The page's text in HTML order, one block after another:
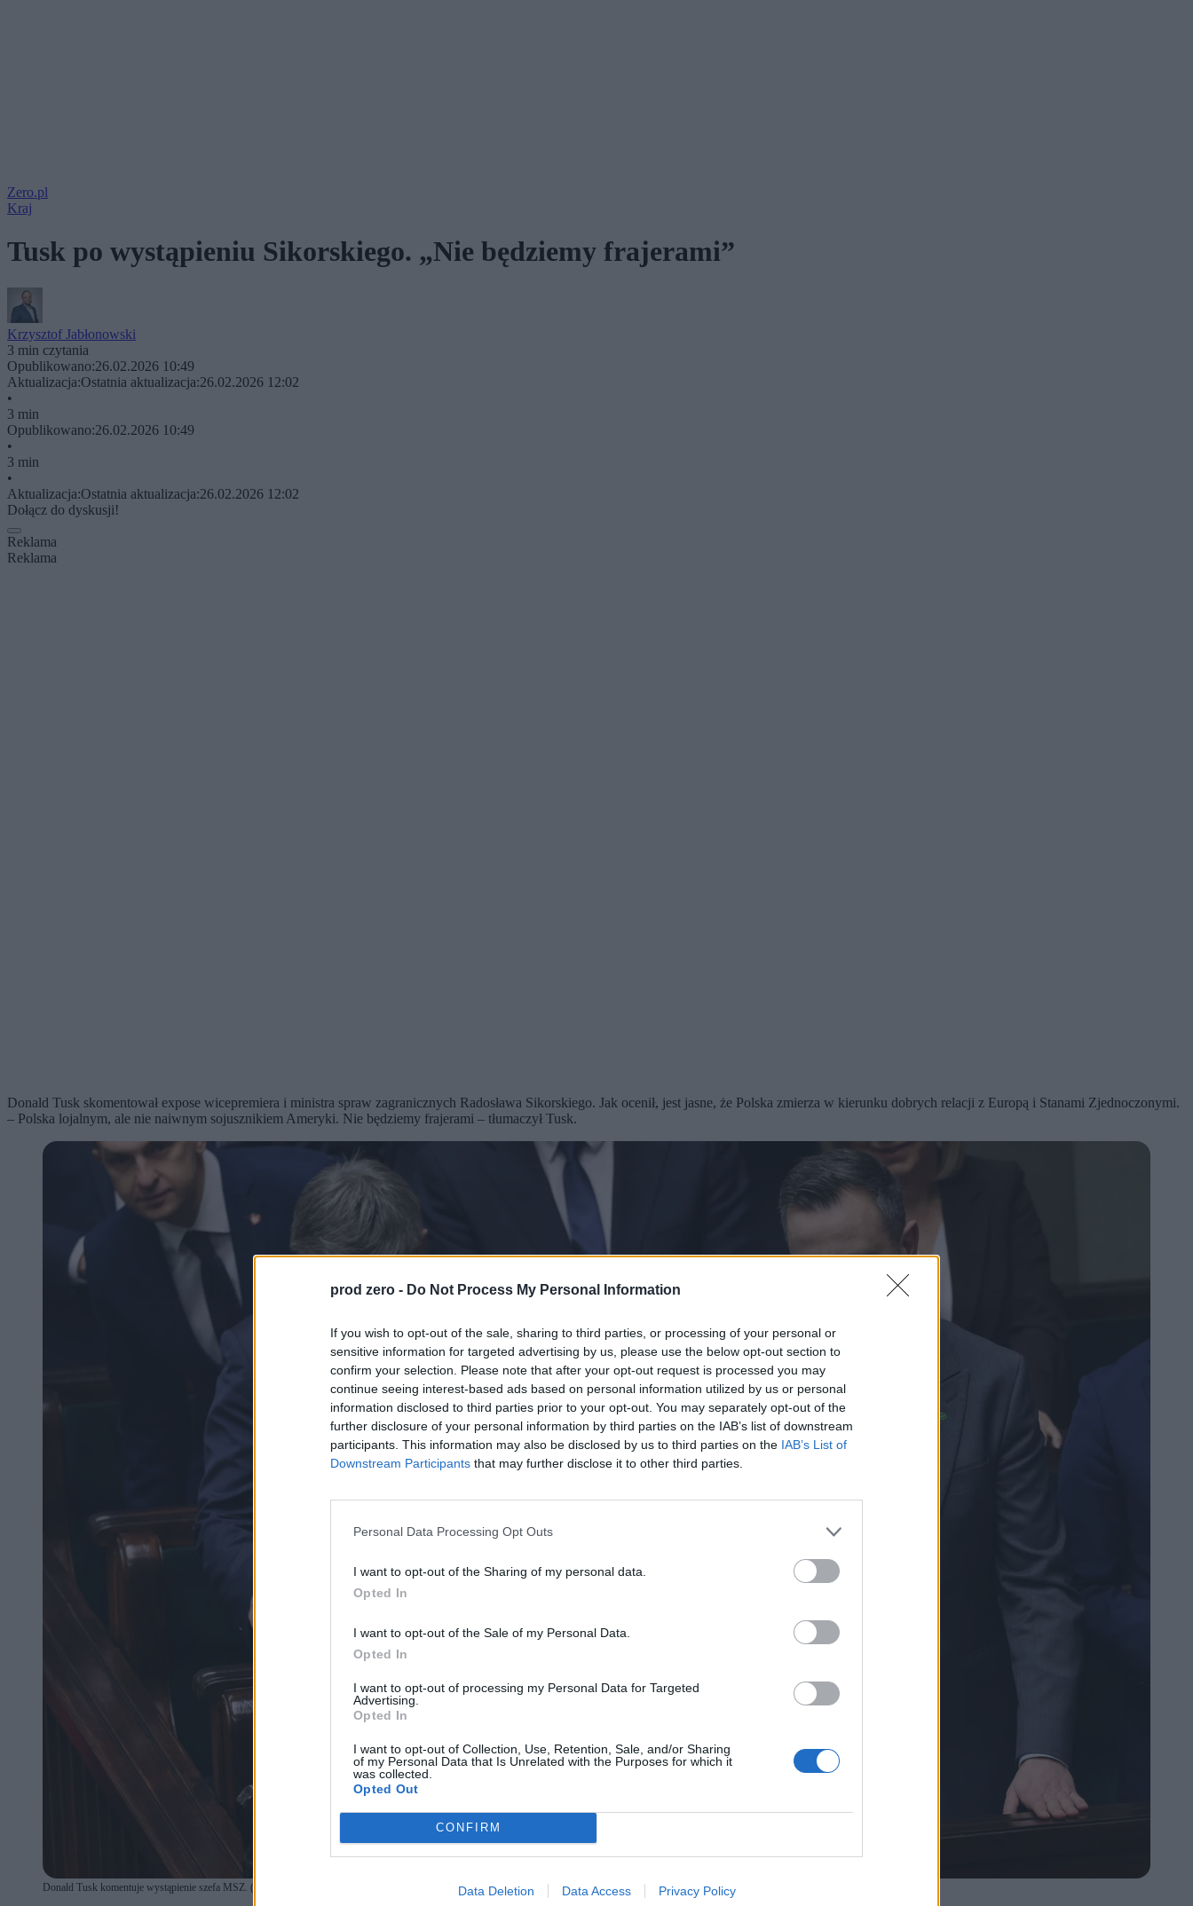
prod zero - Do Not Process My Personal Information
If you wish to opt-out of the sale, sharing to third parties, or processing of your personal or
sensitive information for targeted advertising by us, please use the below opt-out section to
confirm your selection. Please note that after your opt-out request is processed you may
continue seeing interest-based ads based on personal information utilized by us or personal
information disclosed to third parties prior to your opt-out. You may separately opt-out of the
further disclosure of your personal information by third parties on the IAB’s list of downstream
participants. This information may also be disclosed by us to third parties on the IAB’s List of
Downstream Participants that may further disclose it to other third parties.
Personal Data Processing Opt Outs
I want to opt-out of the Sharing of my personal data.
Opted In
I want to opt-out of the Sale of my Personal Data.
Opted In
I want to opt-out of processing my Personal Data for Targeted
Advertising.
Opted In
I want to opt-out of Collection, Use, Retention, Sale, and/or Sharing
of my Personal Data that Is Unrelated with the Purposes for which it
was collected.
Opted Out
CONFIRM
Data Deletion Data Access Privacy Policy
Zero.pl
Kraj
Tusk po wystąpieniu Sikorskiego. „Nie będziemy frajerami”
Krzysztof Jabłonowski
3 min czytania
Opublikowano:26.02.2026 10:49
Aktualizacja:Ostatnia aktualizacja:26.02.2026 12:02
•
3 min
Opublikowano:26.02.2026 10:49
•
3 min
•
Aktualizacja:Ostatnia aktualizacja:26.02.2026 12:02
Dołącz do dyskusji!
Reklama
Reklama
Donald Tusk skomentował expose wicepremiera i ministra spraw zagranicznych Radosława Sikorskiego. Jak ocenił, jest jasne, że Polska zmierza w kierunku dobrych relacji z Europą i Stanami Zjednoczonymi.
– Polska lojalnym, ale nie naiwnym sojusznikiem Ameryki. Nie będziemy frajerami – tłumaczył Tusk.
Donald Tusk komentuje wystąpienie szefa MSZ. (fot. Albert Zawada / PAP)